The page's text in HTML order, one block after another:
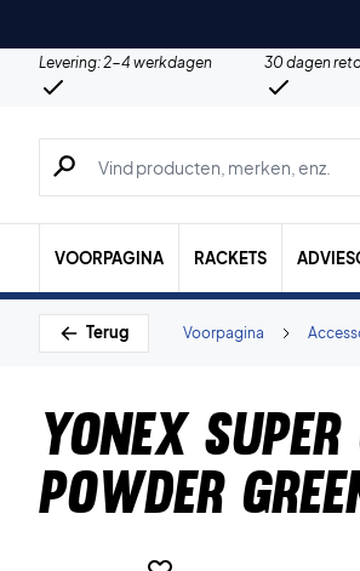
Levering: 2-4 werkdagen 30 dagen
Zoeken naar producten, merken etc.
VOORPAGINA RACKETS
Terug Voorpagina
Yonex
Powder